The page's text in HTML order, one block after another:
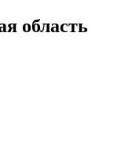
область